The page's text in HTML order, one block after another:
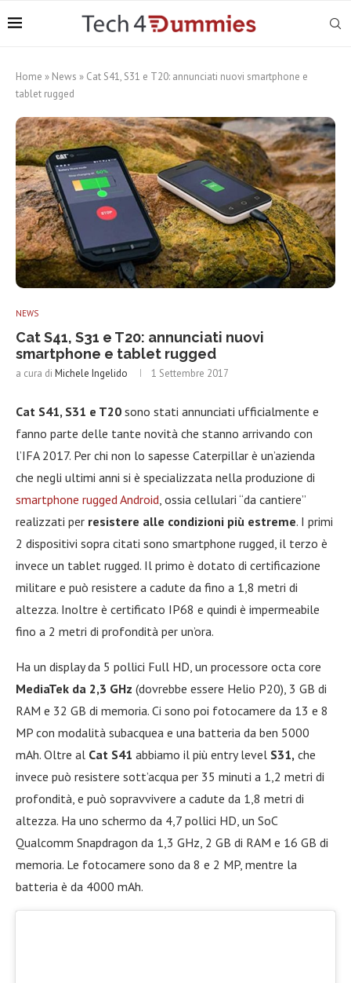
Home » News » Cat S41, S31 e T20: annunciati nuovi smartphone e
tablet rugged
NEWS
Cat S41, S31 e T20: annunciati nuovi
smartphone e tablet rugged
a cura di Michele Ingelido 1 Settembre 2017
Cat S41, S31 e T20 sono stati annunciati ufficialmente e
fanno parte delle tante novità che stanno arrivando con
l’IFA 2017. Per chi non lo sapesse Caterpillar è un’azienda
che negli ultimi anni si è specializzata nella produzione di
smartphone rugged Android , ossia cellulari “da cantiere”
realizzati per resistere alle condizioni più estreme. I primi
2 dispositivi sopra citati sono smartphone rugged, il terzo è
invece un tablet rugged. Il primo è dotato di certificazione
militare e può resistere a cadute da fino a 1,8 metri di
altezza. Inoltre è certificato IP68 e quindi è impermeabile
fino a 2 metri di profondità per un’ora.
Ha un display da 5 pollici Full HD, un processore octa core
MediaTek da 2,3 GHz (dovrebbe essere Helio P20), 3 GB di
RAM e 32 GB di memoria. Ci sono poi fotocamere da 13 e 8
MP con modalità subacquea e una batteria da ben 5000
mAh. Oltre al Cat S41 abbiamo il più entry level S31, che
invece può resistere sott’acqua per 35 minuti a 1,2 metri di
profondità, e può sopravvivere a cadute da 1,8 metri di
altezza. Ha uno schermo da 4,7 pollici HD, un SoC
Qualcomm Snapdragon da 1,3 GHz, 2 GB di RAM e 16 GB di
memoria. Le fotocamere sono da 8 e 2 MP, mentre la
batteria è da 4000 mAh.